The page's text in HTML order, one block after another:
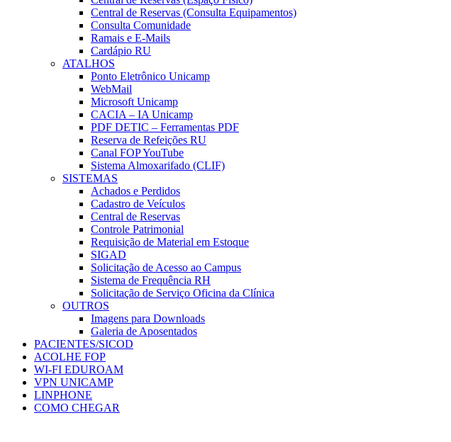
Central de Reservas (Consulta Equipamentos)
Consulta Comunidade
Ramais e E-Mails
Cardápio RU
ATALHOS
Ponto Eletrônico Unicamp
WebMail
Microsoft Unicamp
CACIA – IA Unicamp
PDF DETIC – Ferramentas PDF
Reserva de Refeições RU
Canal FOP YouTube
Sistema Almoxarifado (CLIF)
SISTEMAS
Achados e Perdidos
Cadastro de Veículos
Central de Reservas
Controle Patrimonial
Requisição de Material em Estoque
SIGAD
Solicitação de Acesso ao Campus
Sistema de Frequência RH
Solicitação de Serviço Oficina da Clínica
OUTROS
Imagens para Downloads
Galeria de Aposentados
PACIENTES/SICOD
ACOLHE FOP
WI-FI EDUROAM
VPN UNICAMP
LINPHONE
COMO CHEGAR